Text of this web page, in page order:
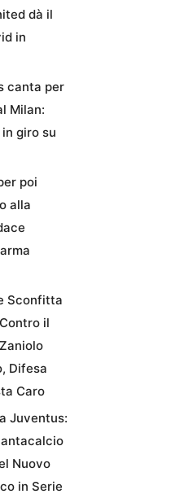
dà il
in
canta per
Milan:
giro su
poi
alla
Sconfitta
il
Difesa
Caro
Juventus:
Nuovo
in Serie